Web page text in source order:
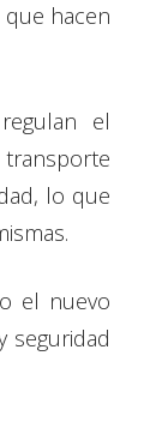
hacen
el
transporte
lo que
el nuevo
seguridad